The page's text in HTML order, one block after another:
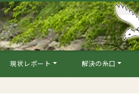
現状レポート 解決の糸口